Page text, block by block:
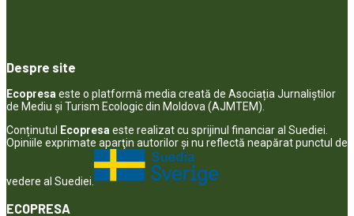
Despre site
Ecopresa este o platformă media creată de Asociația Jurnaliștilor
de Mediu și Turism Ecologic din Moldova (AJMTEM).
Conținutul
Ecopresa este realizat cu sprijinul financiar al Suediei.
Opiniile exprimate aparţin autorilor şi nu reflectă neapărat punctul de
vedere al Suediei.
ECOPRESA